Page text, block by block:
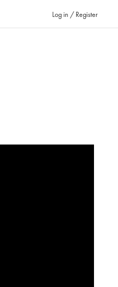
Log in / Register